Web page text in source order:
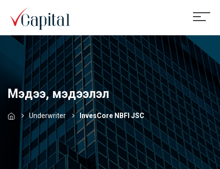
Мэдээ, мэдээлэл
Underwriter InvesCore NBFI JSC